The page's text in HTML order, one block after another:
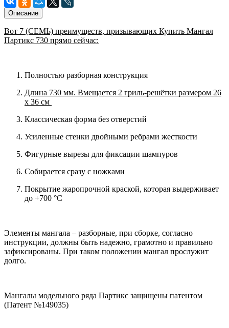
Описание
Вот 7 (СЕМЬ) преимуществ, призывающих Купить Мангал
Партикс 730 прямо сейчас:
Полностью разборная конструкция
Длина 730 мм. Вмещается 2 гриль-решётки размером 26
х 36 см
Классическая форма без отверстий
Усиленные стенки двойными ребрами жесткости
Фигурные вырезы для фиксации шампуров
Собирается сразу с ножками
Покрытие жаропрочной краской, которая выдерживает
до +700 °C
Элементы мангала – разборные, при сборке, согласно
инструкции, должны быть надежно, грамотно и правильно
зафиксированы. При таком положении мангал прослужит
долго.
Мангалы модельного ряда Партикс защищены патентом
(Патент №149035)